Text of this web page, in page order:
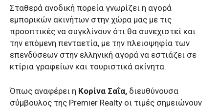
Σταθερά ανοδική πορεία γνωρίζει η αγορά
εμπορικών ακινήτων στην χώρα μας με τις
προοπτικές να συγκλίνουν ότι θα συνεχιστεί και
την επόμενη πενταετία, με την πλειοψηφία των
επενδύσεων στην ελληνική αγορά να εστιάζει σε
κτίρια γραφείων και τουριστικά ακίνητα.
Όπως αναφέρει η Κορίνα Σαΐα, διευθύνoυσα
σύμβουλος της Premier Realty οι τιμές σημειώνουν